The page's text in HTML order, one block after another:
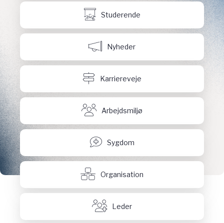
Studerende
Nyheder
Karriereveje
Arbejdsmiljø
Sygdom
Organisation
Leder